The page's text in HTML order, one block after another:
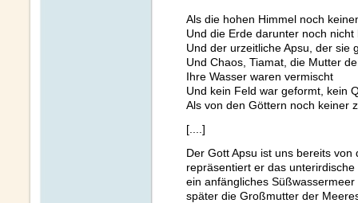
Als die hohen Himmel noch
Und die Erde darunter noch nicht
Und der urzeitliche Apsu, der sie
Und Chaos, Tiamat, die Mutter
Ihre Wasser waren vermischt
Und kein Feld war geformt, kein
Als von den Göttern noch keiner
[....]
Der Gott Apsu ist uns bereits
repräsentiert er das
ein anfängliches
später die Großmutter der